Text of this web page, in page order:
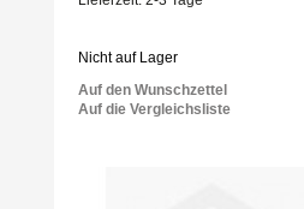
Nicht auf Lager
Auf den Wunschzettel
Auf die Vergleichsliste